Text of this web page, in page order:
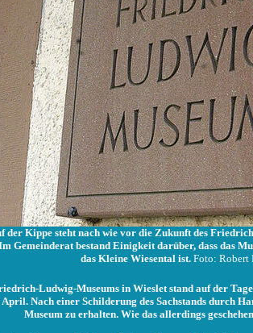
der Kippe steht nach wie vor die Zukunft des
Gemeinderat bestand Einigkeit darüber, dass das
das Kleine Wiesental ist. Foto: Robert
Ludwig-Museums in Wieslet stand auf der
Nach einer Schilderung des Sachstands durch
Museum zu erhalten. Wie das allerdings